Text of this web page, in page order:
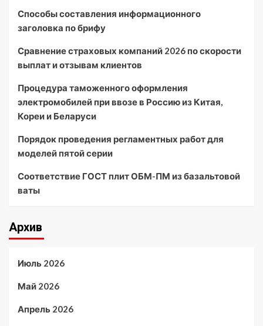
Способы составления информационного
заголовка по брифу
Сравнение страховых компаний 2026 по скорости
выплат и отзывам клиентов
Процедура таможенного оформления
электромобилей при ввозе в Россию из Китая,
Кореи и Беларуси
Порядок проведения регламентных работ для
моделей пятой серии
Соответствие ГОСТ плит ОБМ-ПМ из базальтовой
ваты
Архив
Июль 2026
Май 2026
Апрель 2026